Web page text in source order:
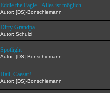
Eddie the Eagle - Alles ist möglich
Autor: [DS]-Bonschiemann
Dirty Grandpa
Autor: Schulzi
Spotlight
Autor: [DS]-Bonschiemann
Hail, Caesar!
Autor: [DS]-Bonschiemann